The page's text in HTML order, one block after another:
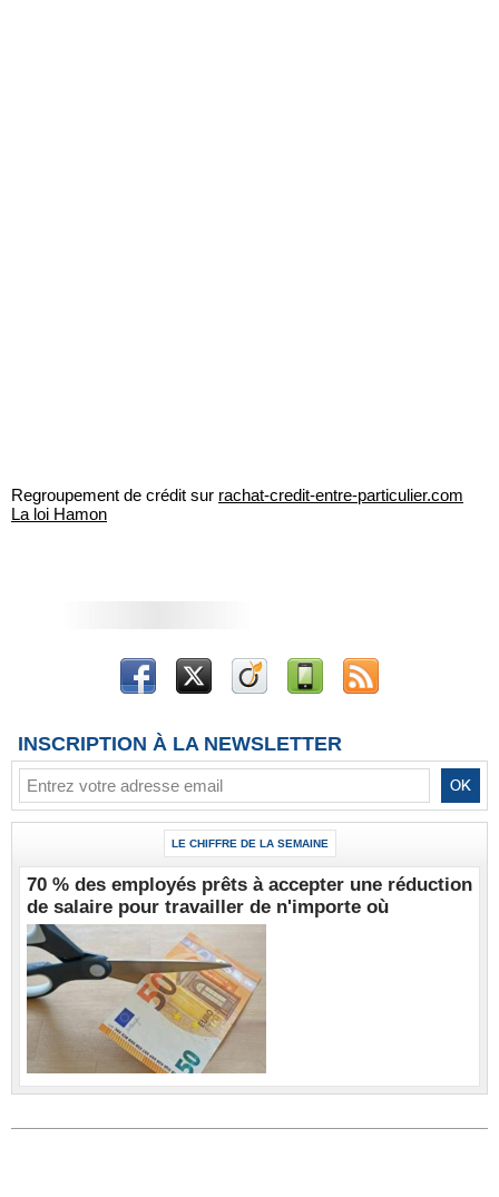
Regroupement de crédit sur rachat-credit-entre-particulier.com
La loi Hamon
INSCRIPTION À LA NEWSLETTER
LE CHIFFRE DE LA SEMAINE
70 % des employés prêts à accepter une réduction
de salaire pour travailler de n'importe où